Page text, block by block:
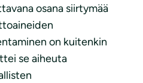
osana siirtymää
on kuitenkin
se aiheuta